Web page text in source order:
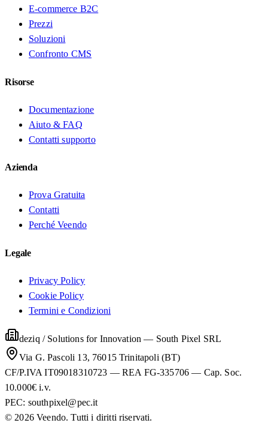
E-commerce B2C
Prezzi
Soluzioni
Confronto CMS
Risorse
Documentazione
Aiuto & FAQ
Contatti supporto
Azienda
Prova Gratuita
Contatti
Perché Veendo
Legale
Privacy Policy
Cookie Policy
Termini e Condizioni
deziq / Solutions for Innovation — South Pixel SRL
Via G. Pascoli 13, 76015 Trinitapoli (BT)
CF/P.IVA IT09018310723 — REA FG-335706 — Cap. Soc.
10.000€ i.v.
PEC: southpixel@pec.it
© 2026 Veendo. Tutti i diritti riservati.